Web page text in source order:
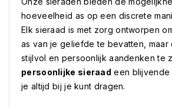
hoeveelheid as op een discrete
Elk sieraad is met zorg ontworpen
as van je geliefde te bevatten, maar
stijlvol en persoonlijk aandenken te
persoonlijke sieraad een blijvende
je altijd bij je kunt dragen.